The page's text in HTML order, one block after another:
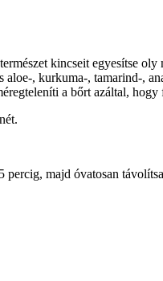
kincseit egyesítse
aloe-, kurkuma-, tamarind-,
a bőrt azáltal,
majd óvatosan